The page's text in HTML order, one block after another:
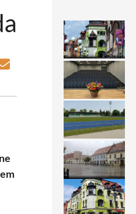
Share